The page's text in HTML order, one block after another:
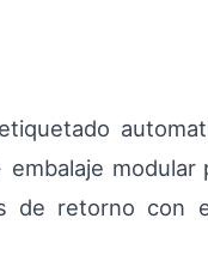
modular
retorno con